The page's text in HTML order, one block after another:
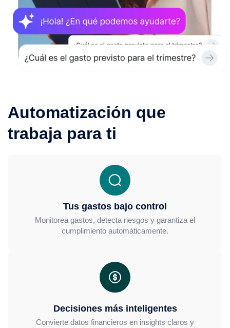
Automatización que
trabaja para ti
Tus gastos bajo control
Monitorea gastos, detecta riesgos y garantiza el
cumplimiento automáticamente.
Decisiones más inteligentes
Convierte datos financieros en insights claros y